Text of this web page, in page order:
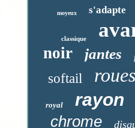
moyeux s'adapte
classique
noir jantes
softail roues
royal rayon
chrome